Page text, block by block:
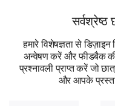
How would you
communication
हमारे विशेषज्ञता से
अन्वेषण करें और फीडबैक
प्रश्नावली प्राप्त करें जो
और आपके